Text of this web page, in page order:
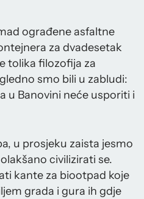
ograđene asfaltne
za dvadesetak
tolika filozofija za
smo bili u zabludi:
u Banovini neće usporiti i
u prosjeku zaista jesmo
civilizirati se.
kante za biootpad koje
grada i gura ih gdje